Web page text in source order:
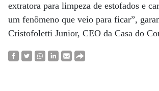
extratora para limpeza de estofados e
um fenômeno que veio para ficar”,
Cristofoletti Junior, CEO da Casa do